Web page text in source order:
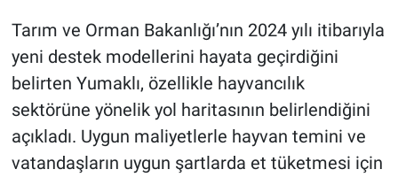
Tarım ve Orman Bakanlığı’nın 2024 yılı itibarıyla
yeni destek modellerini hayata geçirdiğini
belirten Yumaklı, özellikle hayvancılık
sektörüne yönelik yol haritasının belirlendiğini
açıkladı. Uygun maliyetlerle hayvan temini ve
vatandaşların uygun şartlarda et tüketmesi için